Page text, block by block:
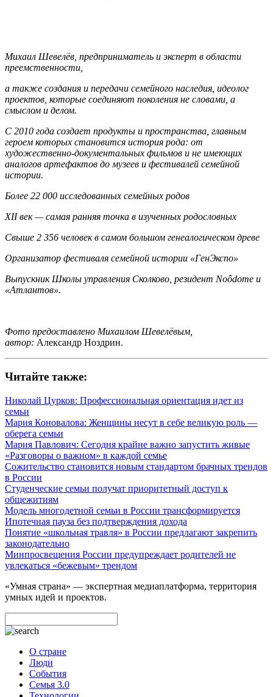
Михаил Шевелёв, предприниматель и эксперт в области
преемственности,
а также создания и передачи семейного наследия, идеолог
проектов, которые соединяют поколения не словами, а
смыслом и делом.
С 2010 года создает продукты и пространства, главным
героем которых становится история рода: от
художественно-документальных фильмов и не имеющих
аналогов артефактов до музеев и фестивалей семейной
истории.
Более 22 000 исследованных семейных родов
XII век — самая ранняя точка в изученных родословных
Свыше 2 356 человек в самом большом генеалогическом древе
Организатор фестиваля семейной истории «ГенЭкспо»
Выпускник Школы управления Сколково, резидент Noôdome и
«Атлантов».
Фото предоставлено Михаилом Шевелёвым,
автор: Александр Ноздрин.
Читайте также:
Николай Цурков: Профессиональная ориентация идет из
семьи
Мария Коновалова: Женщины несут в себе великую роль —
оберега семьи
Мария Павлович: Сегодня крайне важно запустить живые
«Разговоры о важном» в каждой семье
Сожительство становится новым стандартом брачных трендов
в России
Студенческие семьи получат приоритетный доступ к
общежитиям
Модель многодетной семьи в России трансформируется
Ипотечная пауза без подтверждения дохода
Понятие «школьная травля» в России предлагают закрепить
законодательно
Минпросвещения России предупреждает родителей не
увлекаться «бежевым» трендом
«Умная страна» — экспертная медиаплатформа, территория
умных идей и проектов.
О стране
Люди
События
Семья 3.0